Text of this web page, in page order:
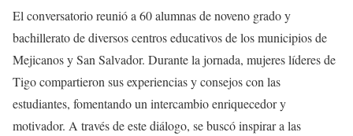
El conversatorio reunió a 60 alumnas de noveno grado y
bachillerato de diversos centros educativos de los municipios de
Mejicanos y San Salvador. Durante la jornada, mujeres líderes de
Tigo compartieron sus experiencias y consejos con las
estudiantes, fomentando un intercambio enriquecedor y
motivador. A través de este diálogo, se buscó inspirar a las